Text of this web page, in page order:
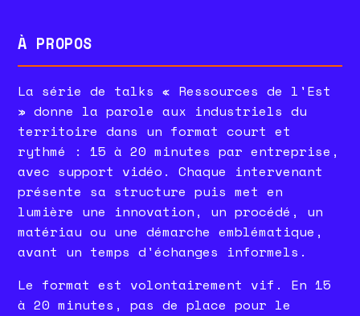
À PROPOS
La série de talks « Ressources de l'Est
» donne la parole aux industriels du
territoire dans un format court et
rythmé : 15 à 20 minutes par entreprise,
avec support vidéo. Chaque intervenant
présente sa structure puis met en
lumière une innovation, un procédé, un
matériau ou une démarche emblématique,
avant un temps d'échanges informels.
Le format est volontairement vif. En 15
à 20 minutes, pas de place pour le